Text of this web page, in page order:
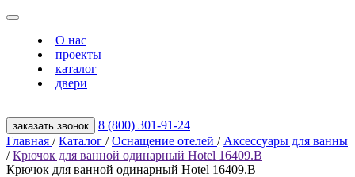
О нас
проекты
каталог
двери
заказать звонок
8 (800) 301‑91‑24
Главная / Каталог / Оснащение отелей / Аксессуары для ванны
/ Крючок для ванной одинарный Hotel 16409.B
Крючок для ванной одинарный Hotel 16409.B